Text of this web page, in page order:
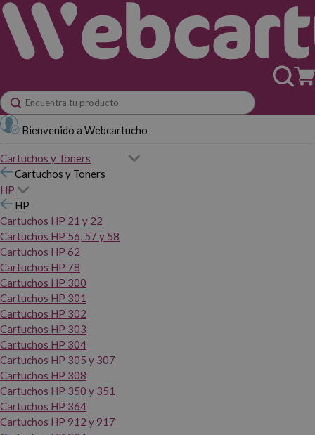
Bienvenido a Webcartucho
Cartuchos y Toners
Cartuchos y Toners
HP
HP
Cartuchos HP 21 y 22
Cartuchos HP 56, 57 y 58
Cartuchos HP 62
Cartuchos HP 78
Cartuchos HP 300
Cartuchos HP 301
Cartuchos HP 302
Cartuchos HP 303
Cartuchos HP 304
Cartuchos HP 305 y 307
Cartuchos HP 308
Cartuchos HP 350 y 351
Cartuchos HP 364
Cartuchos HP 912 y 917